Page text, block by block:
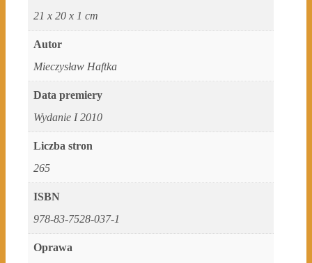
21 x 20 x 1 cm
Autor
Mieczysław Haftka
Data premiery
Wydanie I 2010
Liczba stron
265
ISBN
978-83-7528-037-1
Oprawa